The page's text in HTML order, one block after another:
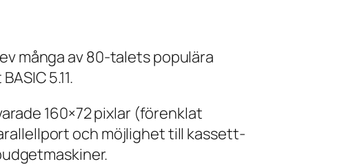
många av 80-talets populära
5.11.
160×72 pixlar (förenklat
och möjlighet till kassett-